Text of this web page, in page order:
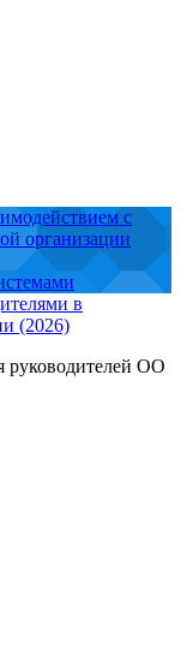
с
организации
в
(2026)
руководителей ОО